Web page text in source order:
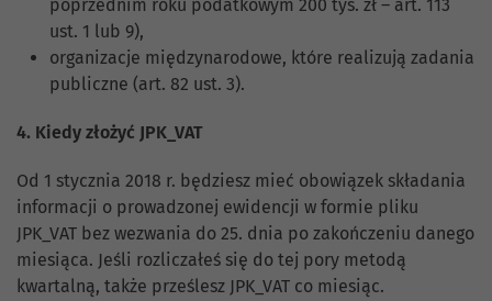
poprzednim roku podatkowym 200 tys. zł – art. 113
ust. 1 lub 9),
organizacje międzynarodowe, które realizują zadania
publiczne (art. 82 ust. 3).
4. Kiedy złożyć JPK_VAT
Od 1 stycznia 2018 r. będziesz mieć obowiązek składania
informacji o prowadzonej ewidencji w formie pliku
JPK_VAT bez wezwania do 25. dnia po zakończeniu danego
miesiąca. Jeśli rozliczałeś się do tej pory metodą
kwartalną, także prześlesz JPK_VAT co miesiąc.